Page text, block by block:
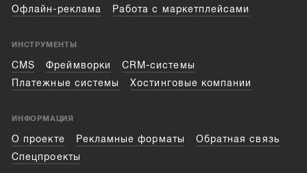
Офлайн-реклама
Работа с маркетплейсами
ИНСТРУМЕНТЫ
CMS Фреймворки
CRM-системы
Платежные системы
Хостинговые компании
ИНФОРМАЦИЯ
О проекте Рекламные форматы
Обратная связь
Спецпроекты